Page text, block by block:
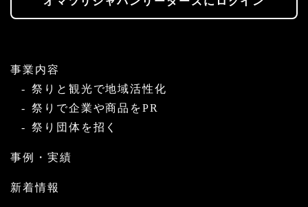
事業内容
祭りと観光で地域活性化
祭りで企業や商品をPR
祭り団体を招く
事例・実績
新着情報